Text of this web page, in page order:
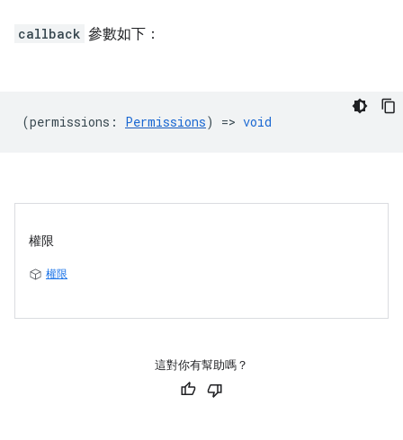
callback 參數如下：
(permissions : Permissions) => void
權限
權限
這對你有幫助嗎？